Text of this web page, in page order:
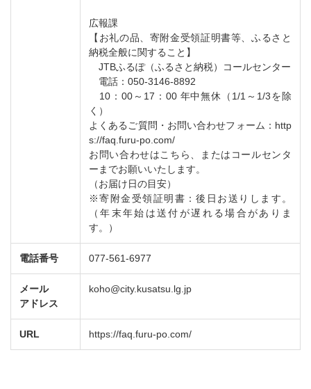
広報課
【お礼の品、寄附金受領証明書等、ふるさと
納税全般に関すること】
JTBふるぽ（ふるさと納税）コールセンター
電話：050-3146-8892
10：00～17：00 年中無休（1/1～1/3を除
く）
よくあるご質問・お問い合わせフォーム：http
s://faq.furu-po.com/
お問い合わせはこちら、またはコールセンタ
ーまでお願いいたします。
（お届け日の目安）
※寄附金受領証明書：後日お送りします。
（年末年始は送付が遅れる場合がありま
す。）
電話番号 077-561-6977
メール
アドレス
koho@city.kusatsu.lg.jp
URL https://faq.furu-po.com/